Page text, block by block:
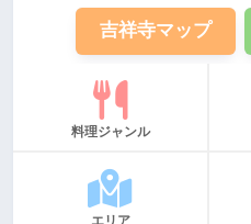
吉祥寺マップ
料理ジャンル
エリア